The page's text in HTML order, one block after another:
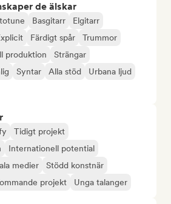
de älskar
Basgitarr
Elgitarr
Färdigt spår
Trummor
produktion
Strängar
Syntar Alla stöd
Urbana ljud
Tidigt projekt
Internationell potential
medier
Stödd konstnär
projekt Unga talanger